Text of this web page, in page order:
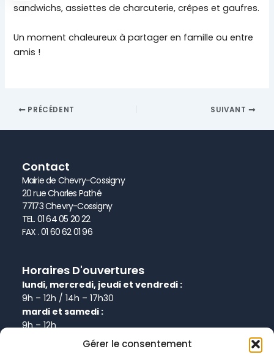
Gérer le consentement
sandwichs, assiettes de charcuterie, crêpes et gaufres.
Un moment chaleureux à partager en famille ou entre
amis !
PRÉCÉDENT SUIVANT
Contact
Mairie de Chevry-Cossigny
20 rue Charles Pathé
77173 Chevry-Cossigny
TEL. 01 64 05 20 22
FAX . 01 60 62 01 96
Horaires D'ouvertures
lundi, mercredi, jeudi et vendredi :
9h – 12h / 14h – 17h30
mardi et samedi :
9h – 12h